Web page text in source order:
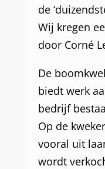
de
Wij kregen
door Corné
De
biedt werk
bedrijf
Op de
vooral uit
wordt